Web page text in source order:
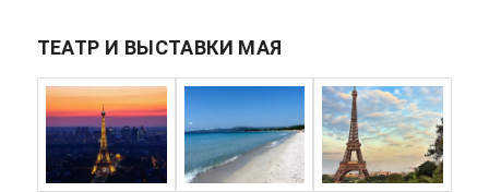
ТЕАТР И ВЫСТАВКИ МАЯ